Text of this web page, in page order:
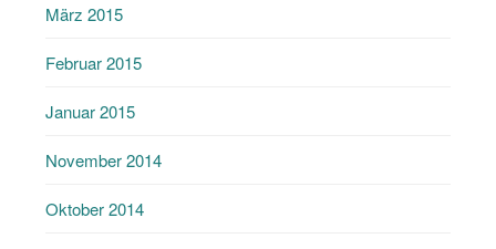
März 2015
Februar 2015
Januar 2015
November 2014
Oktober 2014